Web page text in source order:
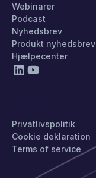
Webinarer
Podcast
Nyhedsbrev
Produkt nyhedsbrev
Hjælpecenter
Privatlivspolitik
Cookie deklaration
Terms of service